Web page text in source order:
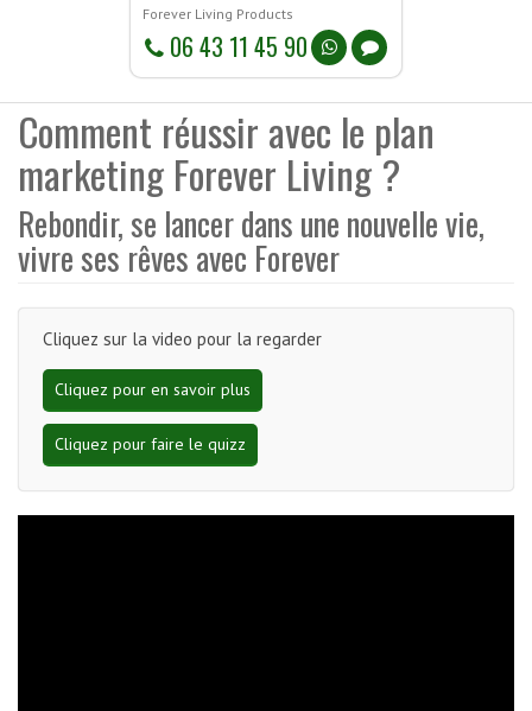
Forever Living Products
06 43 11 45 90
Comment réussir avec le plan
marketing Forever Living ?
Rebondir, se lancer dans une nouvelle vie,
vivre ses rêves avec Forever
Cliquez sur la video pour la regarder
Cliquez pour en savoir plus
Cliquez pour faire le quizz